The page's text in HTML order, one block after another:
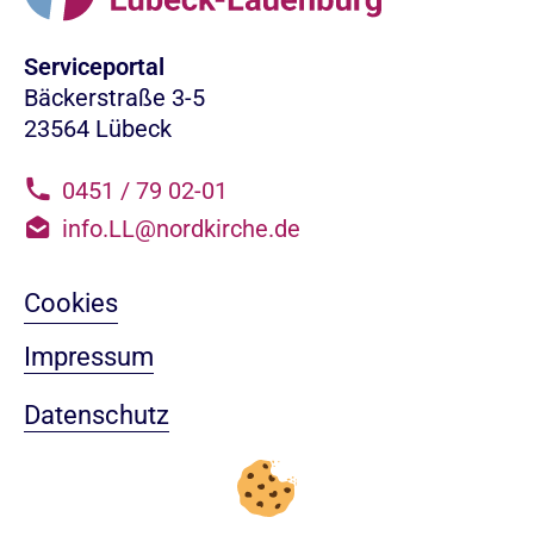
Serviceportal
Bäckerstraße 3-5
23564 Lübeck
0451 / 79 02-01
info.LL@nordkirche.de
Cookies
Impressum
Datenschutz